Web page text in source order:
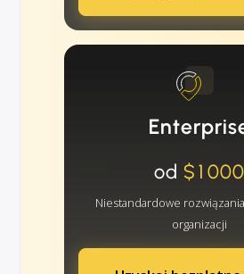
od $1000
Niestandardowe
organizacji